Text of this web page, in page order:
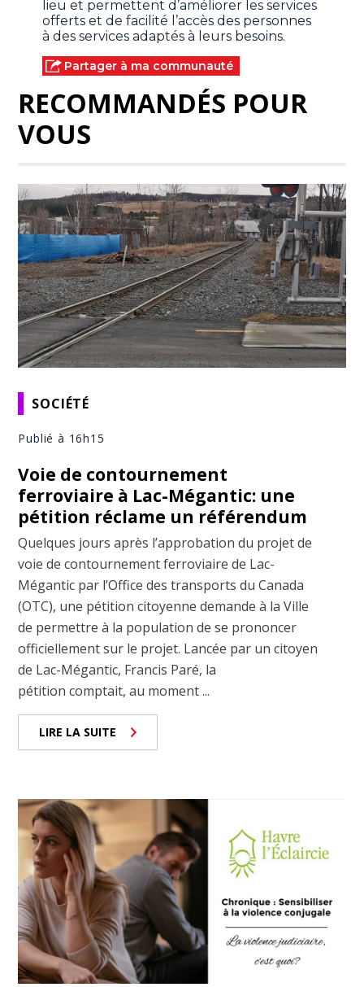
lieu et permettent d’améliorer les services
offerts et de facilité l’accès des personnes
à des services adaptés à leurs besoins.
Partager à ma communauté
RECOMMANDÉS POUR
VOUS
SOCIÉTÉ
Publié à 16h15
Voie de contournement
ferroviaire à Lac-Mégantic: une
pétition réclame un référendum
Quelques jours après l’approbation du projet de
voie de contournement ferroviaire de Lac-
Mégantic par l’Office des transports du Canada
(OTC), une pétition citoyenne demande à la Ville
de permettre à la population de se prononcer
officiellement sur le projet. Lancée par un citoyen
de Lac-Mégantic, Francis Paré, la
pétition comptait, au moment ...
LIRE LA SUITE